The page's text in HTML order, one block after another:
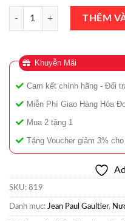
Nước Hoa Jean Paul Gaultier
THÊM
Khuyễn Mãi
Cam kết chính hãng - Đổi
Miễn Phí Giao Hàng Hóa
Mua 2 tặng 1
Tặng Voucher giảm 3%
SKU: 819
Danh mục: Jean Paul Gaultier,